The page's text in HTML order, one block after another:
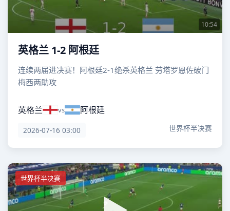
10:54
英格兰 1-2 阿根廷
连续两届进决赛！阿根廷2-1绝杀英格兰 劳塔罗恩佐破门
梅西两助攻
英格兰 vs 阿根廷
2026-07-16 03:00 世界杯半决赛
世界杯半决赛